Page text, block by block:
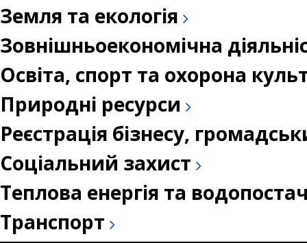
Земля та екологія
Зовнішньоекономічна
Освіта, спорт та охорона
Природні ресурси
Реєстрація бізнесу,
Соціальний захист
Теплова енергія та
Транспорт